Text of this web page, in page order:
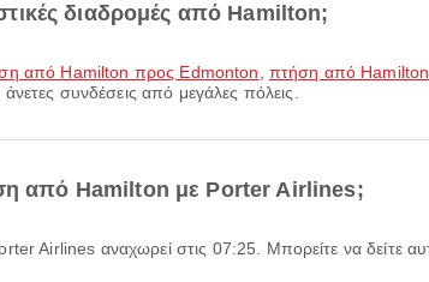
διαδρομές από Hamilton;
από Hamilton προς Edmonton πτήση από
συνδέσεις από μεγάλες πόλεις.
από Hamilton με Porter Airlines;